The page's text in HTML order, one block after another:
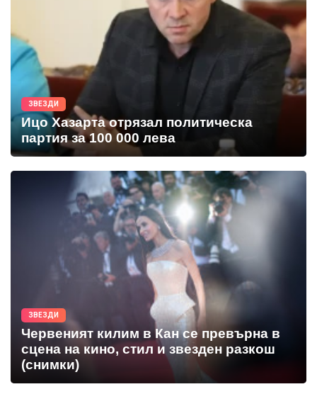
ЗВЕЗДИ
Ицо Хазарта отрязал политическа
партия за 100 000 лева
ЗВЕЗДИ
Червеният килим в Кан се превърна в
сцена на кино, стил и звезден разкош
(снимки)